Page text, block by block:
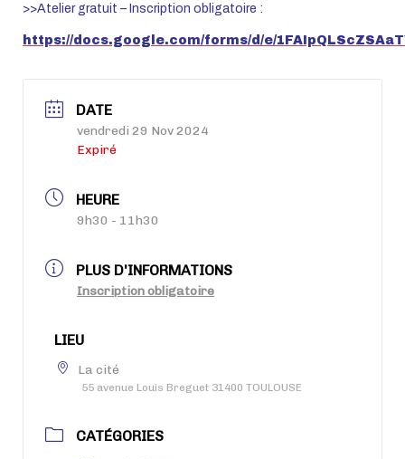
>>Atelier gratuit – Inscription obligatoire :
https://docs.google.com/forms/d/e/
DATE
vendredi 29 Nov 2024
Expiré
HEURE
9h30 - 11h30
PLUS D'INFORMATIONS
Inscription obligatoire
LIEU
La cité
55 avenue Louis Breguet 31400 TOULOUSE
CATÉGORIES